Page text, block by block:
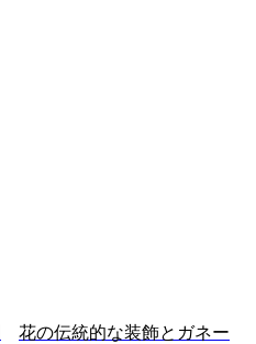
花の伝統的な装飾とガネー